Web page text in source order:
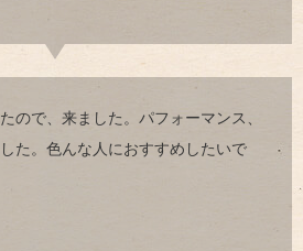
ので、来ました。パフォーマンス、
た。色んな人におすすめしたいで